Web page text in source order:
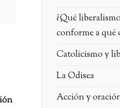
¿Qué
conforme a qué
Catolicismo y
La Odisea
Acción y